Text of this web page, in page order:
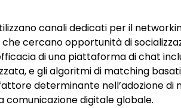
canali dedicati per il
cercano opportunità di
di una piattaforma di chat
e gli algoritmi di matching
determinante nell’adozione di
comunicazione digitale globale.